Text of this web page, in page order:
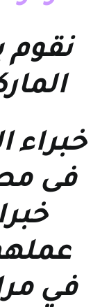
نقوم
خبراء
فى
في